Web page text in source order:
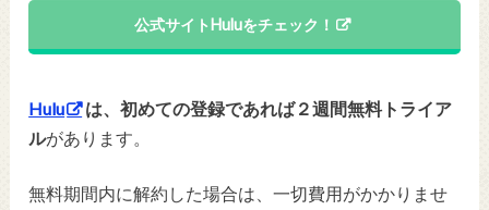
公式サイトHuluをチェック！
Hulu
は、初めての登録であれば２週間無料トライア
ルがあります。
無料期間内に解約した場合は、一切費用がかかりませ